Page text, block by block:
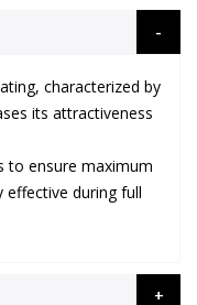
characterized by
its attractiveness
to ensure maximum
effective during full